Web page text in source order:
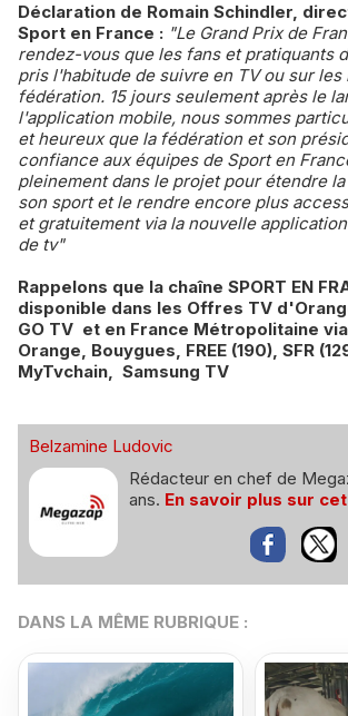
Déclaration de Romain Schindler,
Sport en France : "Le Grand Prix de
rendez-vous que les fans et pratiquants
pris l'habitude de suivre en TV ou sur les
fédération. 15 jours seulement après le
l'application mobile, nous sommes
et heureux que la fédération et son
confiance aux équipes de Sport en
pleinement dans le projet pour étendre
son sport et le rendre encore plus
et gratuitement via la nouvelle
de tv"
Rappelons que la chaîne SPORT EN
disponible dans les Offres TV
GO TV et en France Métropolitaine via
Orange, Bouygues, FREE (190), SFR
MyTvchain, Samsung TV
Belzamine Ludovic
Rédacteur en chef de
ans. En savoir plus sur
DANS LA MÊME RUBRIQUE :